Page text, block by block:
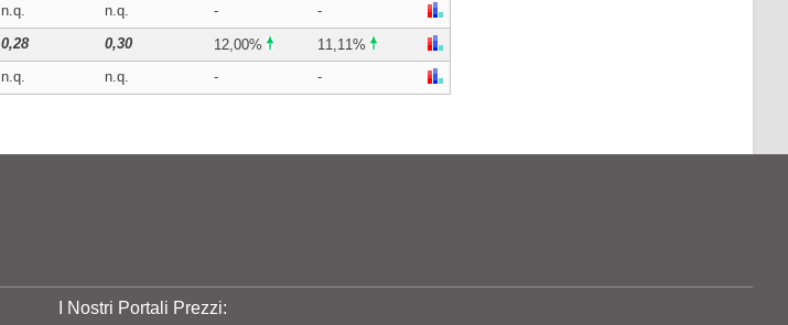
n.q. n.q. -
-
0,28 0,30 12,00%
11,11%
n.q. n.q. - -
I Nostri Portali Prezzi: